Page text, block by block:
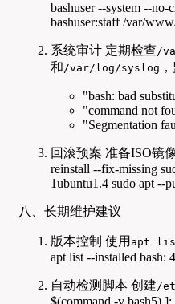
bashuser --system --no-
bashuser:staff /var/
系统审计 定期检查/
和/var/log/syslog
"bash: bad
"command not
"Segmentation
回滚预案 准备ISO镜
reinstall --fix-missing
1ubuntu1.4 sudo apt --
八、长期维护建议
版本控制 使用 apt
apt list --installed bash:
自动检测脚本 创建/